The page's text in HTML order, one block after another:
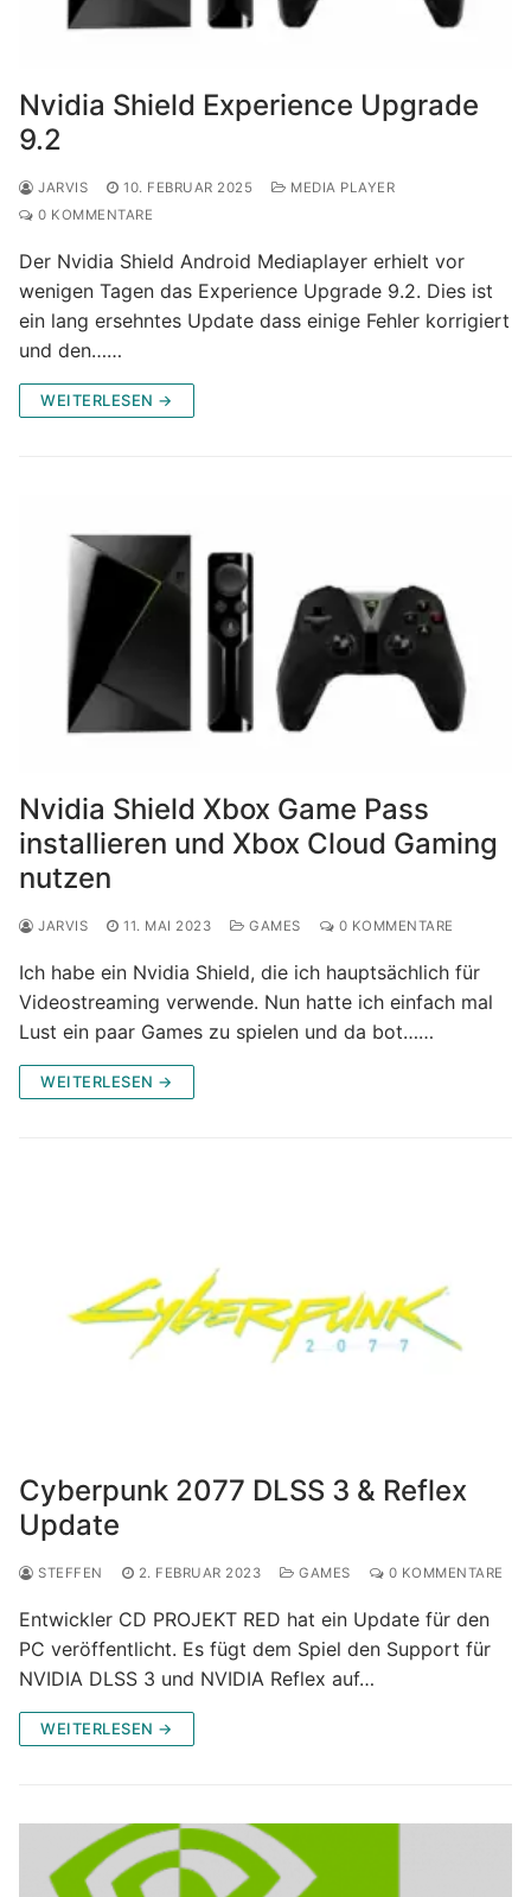
Nvidia Shield Experience Upgrade
9.2
JARVIS 10. FEBRUAR 2025
MEDIA PLAYER
0 KOMMENTARE
Der Nvidia Shield Android Mediaplayer erhielt vor
wenigen Tagen das Experience Upgrade 9.2. Dies ist
ein lang ersehntes Update dass einige Fehler korrigiert
und den……
WEITERLESEN →
Nvidia Shield Xbox Game Pass
installieren und Xbox Cloud Gaming
nutzen
JARVIS 11. MAI 2023 GAMES 0 KOMMENTARE
Ich habe ein Nvidia Shield, die ich hauptsächlich für
Videostreaming verwende. Nun hatte ich einfach mal
Lust ein paar Games zu spielen und da bot……
WEITERLESEN →
Cyberpunk 2077 DLSS 3 & Reflex
Update
STEFFEN 2. FEBRUAR 2023 GAMES 0 KOMMENTARE
Entwickler CD PROJEKT RED hat ein Update für den
PC veröffentlicht. Es fügt dem Spiel den Support für
NVIDIA DLSS 3 und NVIDIA Reflex auf…
WEITERLESEN →